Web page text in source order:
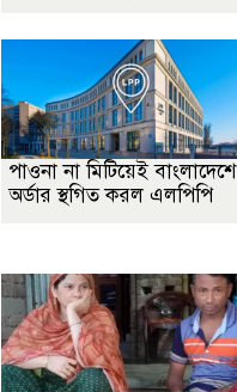
পাওনা না মিটিয়েই বাংলাদেশে
অর্ডার স্থগিত করল এলপিপি